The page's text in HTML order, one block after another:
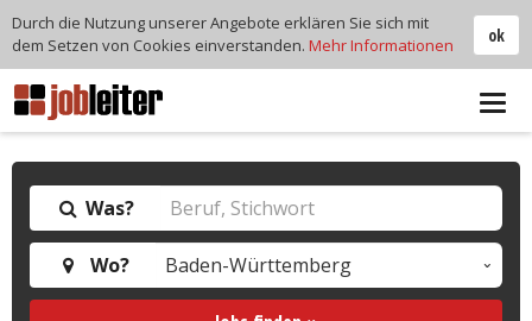
Was?
Wo?
ok
Durch die Nutzung unserer Angebote erklären Sie sich mit
dem Setzen von Cookies einverstanden. Mehr Informationen